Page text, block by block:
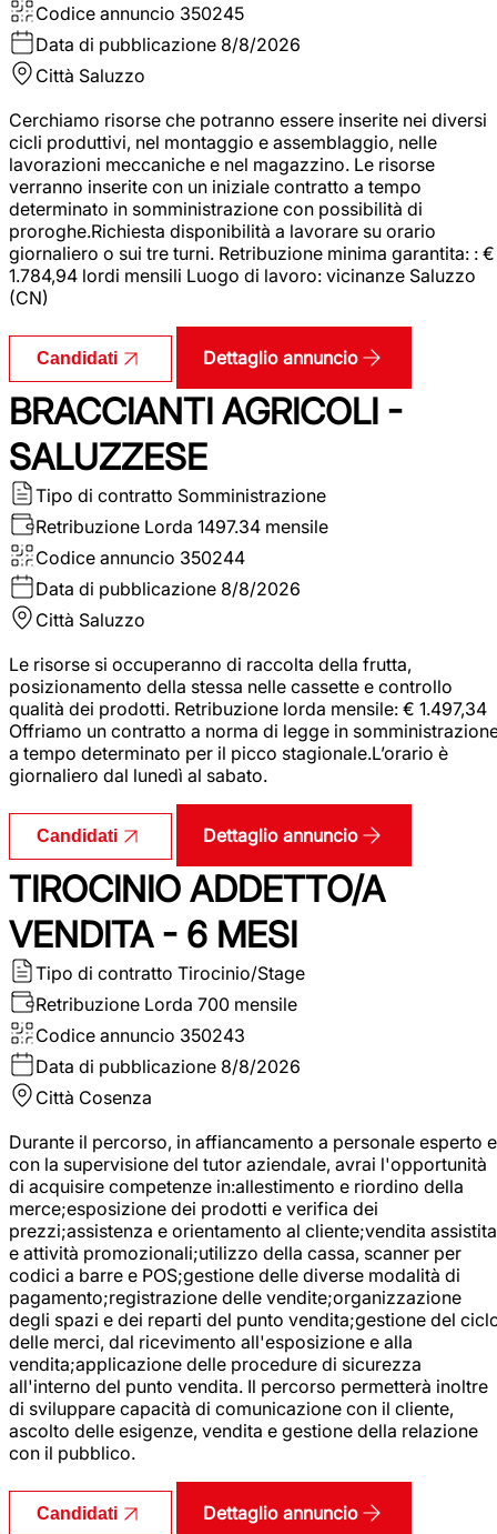
Codice annuncio 350245
Data di pubblicazione 8/8/2026
Città Saluzzo
Cerchiamo risorse che potranno essere inserite nei diversi
cicli produttivi, nel montaggio e assemblaggio, nelle
lavorazioni meccaniche e nel magazzino. Le risorse
verranno inserite con un iniziale contratto a tempo
determinato in somministrazione con possibilità di
proroghe.Richiesta disponibilità a lavorare su orario
giornaliero o sui tre turni. Retribuzione minima garantita: : €
1.784,94 lordi mensili Luogo di lavoro: vicinanze Saluzzo
(CN)
Candidati Dettaglio annuncio
BRACCIANTI AGRICOLI -
SALUZZESE
Tipo di contratto Somministrazione
Retribuzione Lorda 1497.34 mensile
Codice annuncio 350244
Data di pubblicazione 8/8/2026
Città Saluzzo
Le risorse si occuperanno di raccolta della frutta,
posizionamento della stessa nelle cassette e controllo
qualità dei prodotti. Retribuzione lorda mensile: € 1.497,34
Offriamo un contratto a norma di legge in
a tempo determinato per il picco stagionale.L’orario è
giornaliero dal lunedì al sabato.
Candidati Dettaglio annuncio
TIROCINIO ADDETTO/A
VENDITA - 6 MESI
Tipo di contratto Tirocinio/Stage
Retribuzione Lorda 700 mensile
Codice annuncio 350243
Data di pubblicazione 8/8/2026
Città Cosenza
Durante il percorso, in affiancamento a personale esperto e
con la supervisione del tutor aziendale, avrai l'opportunità
di acquisire competenze in:allestimento e riordino della
merce;esposizione dei prodotti e verifica dei
prezzi;assistenza e orientamento al cliente;vendita assistita
e attività promozionali;utilizzo della cassa, scanner per
codici a barre e POS;gestione delle diverse modalità di
pagamento;registrazione delle vendite;organizzazione
degli spazi e dei reparti del punto vendita;gestione del
delle merci, dal ricevimento all'esposizione e alla
vendita;applicazione delle procedure di sicurezza
all'interno del punto vendita. Il percorso permetterà inoltre
di sviluppare capacità di comunicazione con il cliente,
ascolto delle esigenze, vendita e gestione della relazione
con il pubblico.
Candidati Dettaglio annuncio